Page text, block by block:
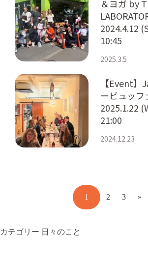
＆ヨガ by
2024.4.12
10:45
2025.3.5
【Event】
ービュッ
2025.1.22
21:00
2024.12.23
1 2 3 »
カテゴリー 日々のこと